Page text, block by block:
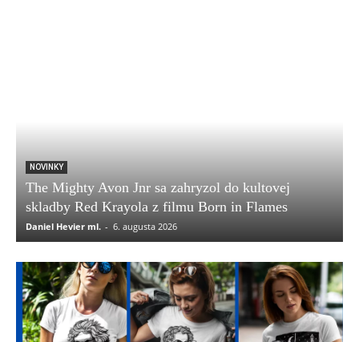
NOVINKY
The Mighty Avon Jnr sa zahryzol do kultovej
skladby Red Krayola z filmu Born in Flames
Daniel Hevier ml. - 6. augusta 2026